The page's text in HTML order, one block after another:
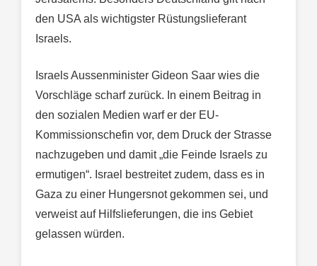
den USA als wichtigster Rüstungslieferant
Israels.
Israels Aussenminister Gideon Saar wies die
Vorschläge scharf zurück. In einem Beitrag in
den sozialen Medien warf er der EU-
Kommissionschefin vor, dem Druck der Strasse
nachzugeben und damit „die Feinde Israels zu
ermutigen“. Israel bestreitet zudem, dass es in
Gaza zu einer Hungersnot gekommen sei, und
verweist auf Hilfslieferungen, die ins Gebiet
gelassen würden.